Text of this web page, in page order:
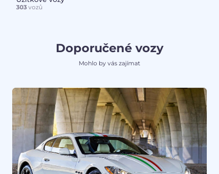
303vozů
Doporučené vozy
Mohlo by vás zajímat